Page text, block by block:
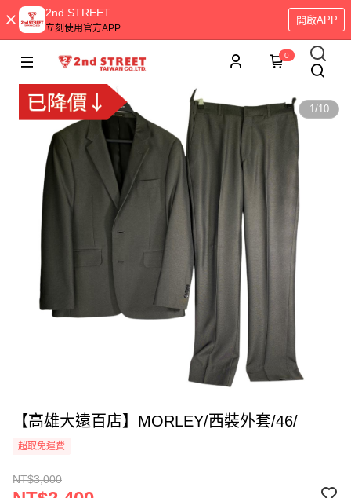
2nd STREET
立刻使用官方APP
開啟APP
0
1/10
【高雄大遠百店】MORLEY/西裝外套/46/
超取免運費
NT$3,000